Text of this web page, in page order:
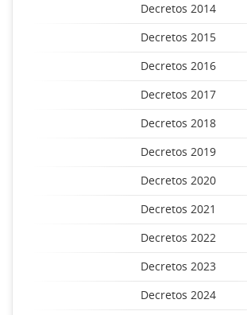
Decretos 2014
Decretos 2015
Decretos 2016
Decretos 2017
Decretos 2018
Decretos 2019
Decretos 2020
Decretos 2021
Decretos 2022
Decretos 2023
Decretos 2024